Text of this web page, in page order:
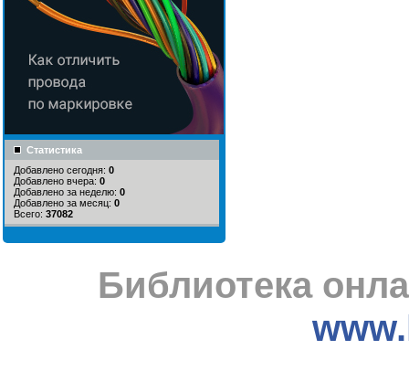
Статистика
Добавлено сегодня: 0
Добавлено вчера: 0
Добавлено за неделю: 0
Добавлено за месяц: 0
Всего: 37082
Библиотека